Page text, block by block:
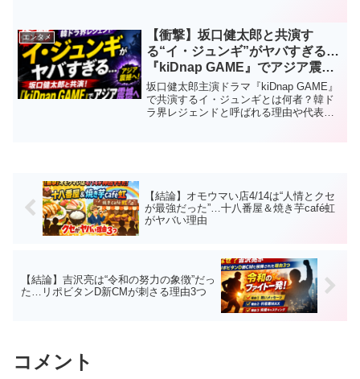
エンタメ
【衝撃】坂口健太郎と共演す
る“イ・ジュンギ”がヤバすぎる…
『kiDnap GAME』でアジア震撼
へ「韓ドラ界レジェンド」の声
坂口健太郎主演ドラマ『kiDnap GAME』
で共演するイ・ジュンギとは何者？韓ド
ラ界レジェンドと呼ばれる理由や代表
【結論】オモウマい店4/14は“人情とクセ
が最強だった”…十八番屋＆焼き芋café虹
がヤバい理由
【結論】吉沢亮は“令和の努力の象徴”だっ
た…リポビタンD新CMが刺さる理由3つ
コメント